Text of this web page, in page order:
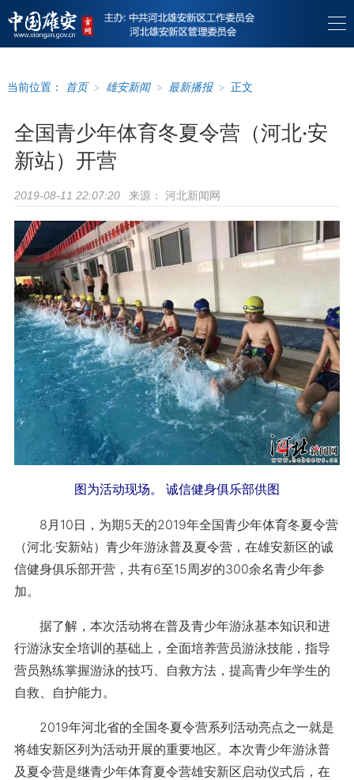
当前位置： 首页 > 雄安新闻 > 最新播报 > 正文
全国青少年体育冬夏令营（河北·安
新站）开营
2019-08-11 22:07:20 来源： 河北新闻网
图为活动现场。 诚信健身俱乐部供图
8月10日，为期5天的2019年全国青少年体育冬夏令营
（河北·安新站）青少年游泳普及夏令营，在雄安新区的诚
信健身俱乐部开营，共有6至15周岁的300余名青少年参
加。
据了解，本次活动将在普及青少年游泳基本知识和进
行游泳安全培训的基础上，全面培养营员游泳技能，指导
营员熟练掌握游泳的技巧、自救方法，提高青少年学生的
自救、自护能力。
2019年河北省的全国冬夏令营系列活动亮点之一就是
将雄安新区列为活动开展的重要地区。本次青少年游泳普
及夏令营是继青少年体育夏令营雄安新区启动仪式后，在